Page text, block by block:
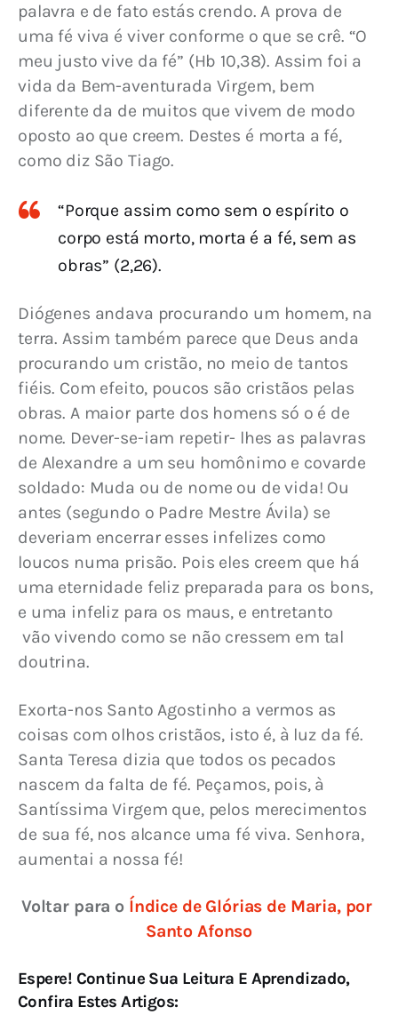
palavra e de fato estás crendo. A prova de
uma fé viva é viver conforme o que se crê. “O
meu justo vive da fé” (Hb 10,38). Assim foi a
vida da Bem-aventurada Virgem, bem
diferente da de muitos que vivem de modo
oposto ao que creem. Destes é morta a fé,
como diz São Tiago.
“Porque assim como sem o espírito o
corpo está morto, morta é a fé, sem as
obras” (2,26).
Diógenes andava procurando um homem, na
terra. Assim também parece que Deus anda
procurando um cristão, no meio de tantos
fiéis. Com efeito, poucos são cristãos pelas
obras. A maior parte dos homens só o é de
nome. Dever-se-iam repetir- lhes as palavras
de Alexandre a um seu homônimo e covarde
soldado: Muda ou de nome ou de vida! Ou
antes (segundo o Padre Mestre Ávila) se
deveriam encerrar esses infelizes como
loucos numa prisão. Pois eles creem que há
uma eternidade feliz preparada para os bons,
e uma infeliz para os maus, e entretanto
doutrina.
Exorta-nos Santo Agostinho a vermos as
coisas com olhos cristãos, isto é, à luz da fé.
Santa Teresa dizia que todos os pecados
nascem da falta de fé. Peçamos, pois, à
Santíssima Virgem que, pelos merecimentos
de sua fé, nos alcance uma fé viva. Senhora,
aumentai a nossa fé!
Voltar para o Índice de Glórias de Maria, por
Santo Afonso
Espere! Continue Sua Leitura E Aprendizado,
Confira Estes Artigos: